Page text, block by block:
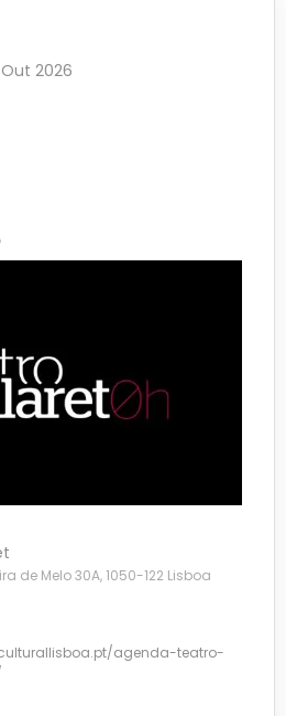
2026
de Melo 30A, 1050-122 Lisboa
agenda-teatro-